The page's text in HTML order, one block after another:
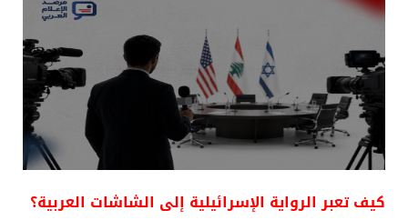
كيف تعبر الرواية الإسرائيلية إلى الشاشات العربية؟